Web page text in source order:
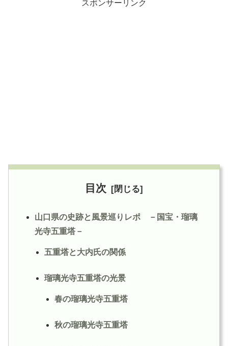
スポンサーリンク
目次
山口県の史跡と風景巡りレポ －国宝・瑠璃
光寺五重塔－
五重塔と大内氏の関係
瑠璃光寺五重塔の光景
春の瑠璃光寺五重塔
秋の瑠璃光寺五重塔